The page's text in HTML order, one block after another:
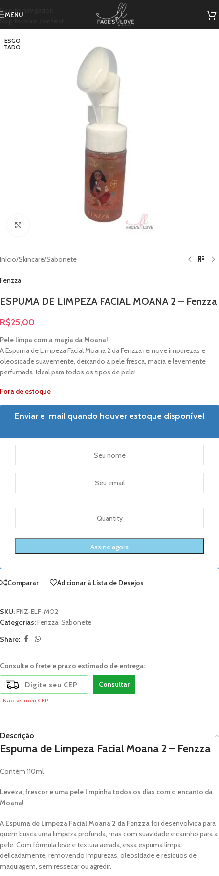
Skip to navigation
Skip to main content
MENU
ESGO
TADO
Início/Skincare/Sabonete
Fenzza
ESPUMA DE LIMPEZA FACIAL MOANA 2 – Fenzza
R$25,00
Pele limpa com a magia da Moana!
A Espuma de Limpeza Facial Moana 2 da Fenzza remove impurezas e
oleosidade suavemente, deixando a pele fresca, macia e levemente
perfumada. Ideal para todos os tipos de pele!
Fora de estoque
Enviar e-mail quando houver estoque disponível
Comparar Adicionar à Lista de Desejos
SKU:FNZ-ELF-MO2
Categorias:Fenzza, Sabonete
Share:
Consulte o frete e prazo estimado de entrega:
Consultar
Não sei meu CEP
Descrição
Espuma de Limpeza Facial Moana 2 – Fenzza
Contém 110ml
Leveza, frescor e uma pele limpinha todos os dias com o encanto da
Moana!
A Espuma de Limpeza Facial Moana 2 da Fenzzafoi desenvolvida para
quem busca uma limpeza profunda, mas com suavidade e carinho para a
pele. Com fórmula leve e textura aerada, essa espuma limpa
delicadamente, removendo impurezas, oleosidade e resíduos de
maquiagem, sem ressecar ou agredir.